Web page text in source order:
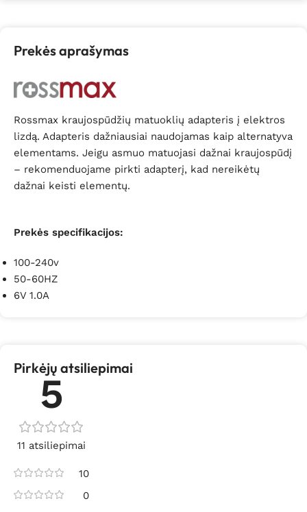
Prekės aprašymas
Rossmax kraujospūdžių matuoklių adapteris į elektros
lizdą. Adapteris dažniausiai naudojamas kaip alternatyva
elementams. Jeigu asmuo matuojasi dažnai kraujospūdį
– rekomenduojame pirkti adapterį, kad nereikėtų
dažnai keisti elementų.
Prekės specifikacijos:
100-240v
50-60HZ
6V 1.0A
Pirkėjų atsiliepimai
5
11 atsiliepimai
10
0